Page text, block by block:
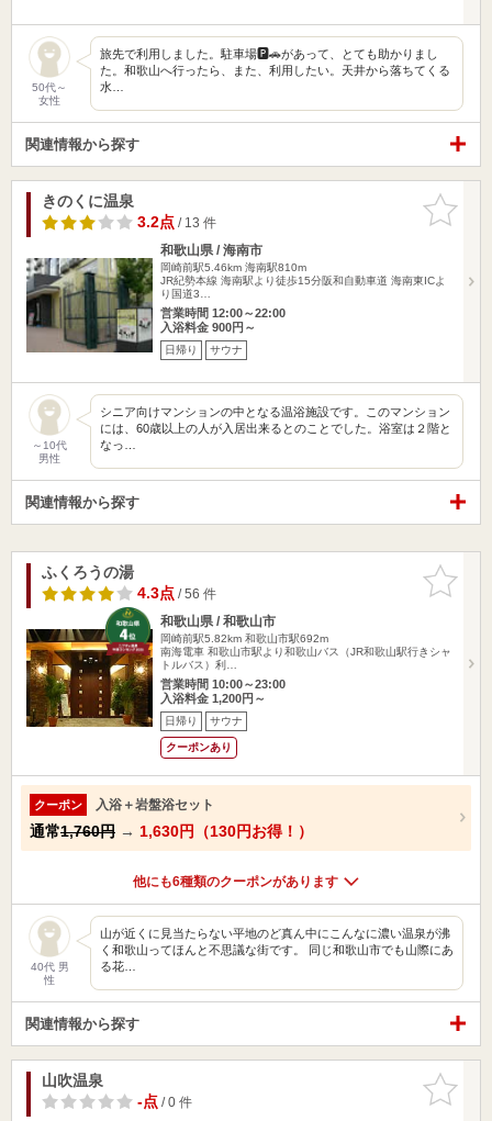
50代～
女性
旅先で利用しました。駐車場🅿️🚗があって、とても助かりまし
た。和歌山へ行ったら、また、利用したい。天井から落ちてくる
水…
関連情報から探す
お気に入
りに追加
きのくに温泉
3.2点/ 13 件
和歌山県 / 海南市
岡崎前駅5.46km 海南駅810m
JR紀勢本線 海南駅より徒歩15分阪和自動車道 海南東ICよ
り国道3…
営業時間 12:00～22:00
入浴料金 900円～
日帰り サウナ
～10代
男性
シニア向けマンションの中となる温浴施設です。このマンション
には、60歳以上の人が入居出来るとのことでした。浴室は２階と
なっ…
関連情報から探す
お気に入
りに追加
ふくろうの湯
4.3点/ 56 件
和歌山県 / 和歌山市
岡崎前駅5.82km 和歌山市駅692m
南海電車 和歌山市駅より和歌山バス（JR和歌山駅行きシャ
トルバス）利…
営業時間 10:00～23:00
入浴料金 1,200円～
日帰り サウナ
クーポンあり
クーポン 入浴＋岩盤浴セット
通常1,760円 → 1,630円（130円お得！）
他にも6種類のクーポンがあります
40代 男
性
山が近くに見当たらない平地のど真ん中にこんなに濃い温泉が沸
く和歌山ってほんと不思議な街です。 同じ和歌山市でも山際にあ
る花…
関連情報から探す
お気に入
りに追加
山吹温泉
-点/ 0 件